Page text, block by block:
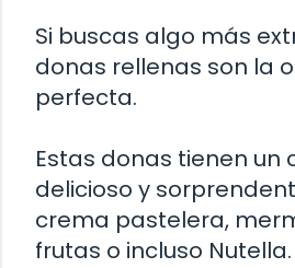
Si buscas algo más
donas rellenas son la
perfecta.
Estas donas tienen un
delicioso y
crema pastelera,
frutas o incluso Nutella.